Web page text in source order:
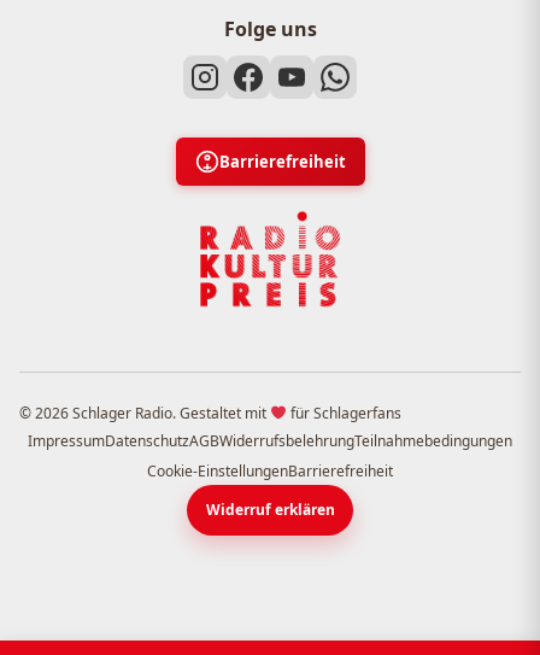
Folge uns
Barrierefreiheit
© 2026 Schlager Radio. Gestaltet mit
für Schlagerfans
ImpressumDatenschutzAGBWiderrufsbelehrungTeilnahmebedingungen
Cookie-EinstellungenBarrierefreiheit
Widerruf erklären